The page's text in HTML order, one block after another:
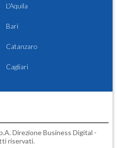
L'Aquila
Bari
Catanzaro
Cagliari
Direzione Business Digital -
riservati.